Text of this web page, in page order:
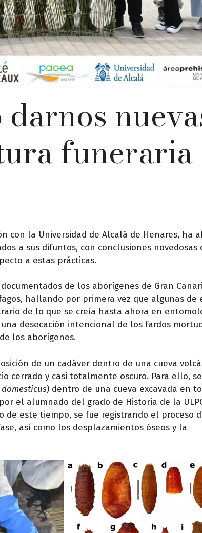
funeraria
con la Universidad de Alcalá de Henares, ha
a sus difuntos, con conclusiones novedosas
a estas prácticas.
de los aborígenes de Gran
hallando por primera vez que algunas de
de lo que se creía hasta ahora en
desecación intencional de los fardos
los aborígenes.
de un cadáver dentro de una cueva
cerrado y casi totalmente oscuro. Para ello, se
domesticus) dentro de una cueva excavada en
el alumnado del grado de Historia de la
de este tiempo, se fue registrando el proceso
así como los desplazamientos óseos y la